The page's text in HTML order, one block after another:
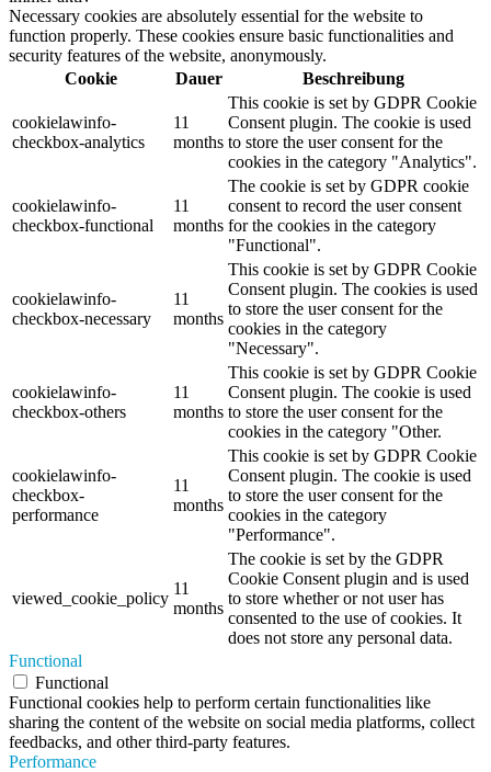
Necessary cookies are absolutely essential for the website to
function properly. These cookies ensure basic functionalities and
security features of the website, anonymously.
Cookie
Dauer Beschreibung
cookielawinfo-
checkbox-analytics
11
months
This cookie is set by GDPR Cookie
Consent plugin. The cookie is used
to store the user consent for the
cookies in the category "Analytics".
cookielawinfo-
checkbox-functional
11
months
The cookie is set by GDPR cookie
consent to record the user consent
for the cookies in the category
"Functional".
cookielawinfo-
checkbox-necessary
11
months
This cookie is set by GDPR Cookie
Consent plugin. The cookies is used
to store the user consent for the
cookies in the category
"Necessary".
cookielawinfo-
checkbox-others
11
months
This cookie is set by GDPR Cookie
Consent plugin. The cookie is used
to store the user consent for the
cookies in the category "Other.
cookielawinfo-
checkbox-
performance
11
months
This cookie is set by GDPR Cookie
Consent plugin. The cookie is used
to store the user consent for the
cookies in the category
"Performance".
viewed_cookie_policy
11
months
The cookie is set by the GDPR
Cookie Consent plugin and is used
to store whether or not user has
consented to the use of cookies. It
does not store any personal data.
Functional
Functional
Functional cookies help to perform certain functionalities like
sharing the content of the website on social media platforms, collect
feedbacks, and other third-party features.
Performance